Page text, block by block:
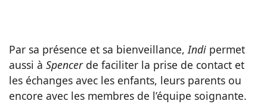
Par sa présence et sa bienveillance,Indi permet
aussi à Spencerde faciliter la prise de contact et
les échanges avec les enfants, leurs parents ou
encore avec les membres de l’équipe soignante.